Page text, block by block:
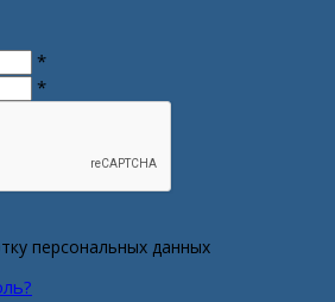
*
*
персональных данных